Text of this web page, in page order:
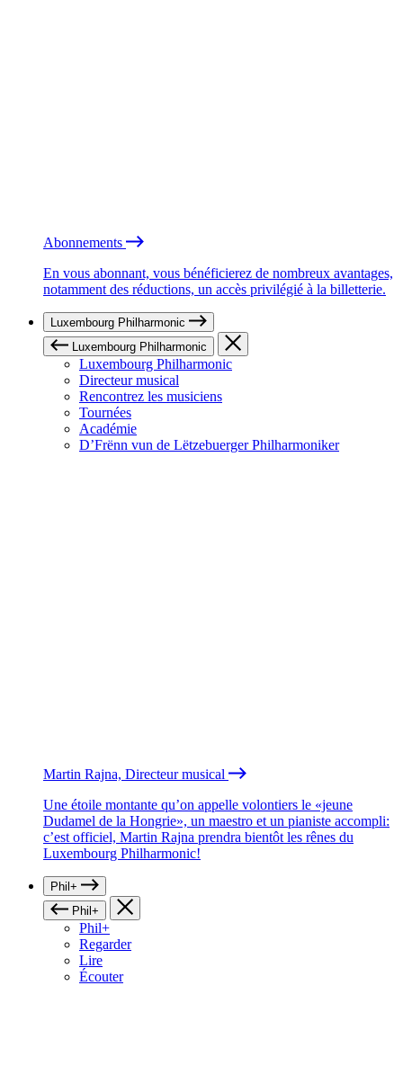
Abonnements
En vous abonnant, vous bénéficierez de nombreux avantages,
notamment des réductions, un accès privilégié à la billetterie.
Luxembourg Philharmonic
Luxembourg Philharmonic
Luxembourg Philharmonic
Directeur musical
Rencontrez les musiciens
Tournées
Académie
D’Frënn vun de Lëtzebuerger Philharmoniker
Martin Rajna, Directeur musical
Une étoile montante qu’on appelle volontiers le «jeune
Dudamel de la Hongrie», un maestro et un pianiste accompli:
c’est officiel, Martin Rajna prendra bientôt les rênes du
Luxembourg Philharmonic!
Phil+
Phil+
Phil+
Regarder
Lire
Écouter